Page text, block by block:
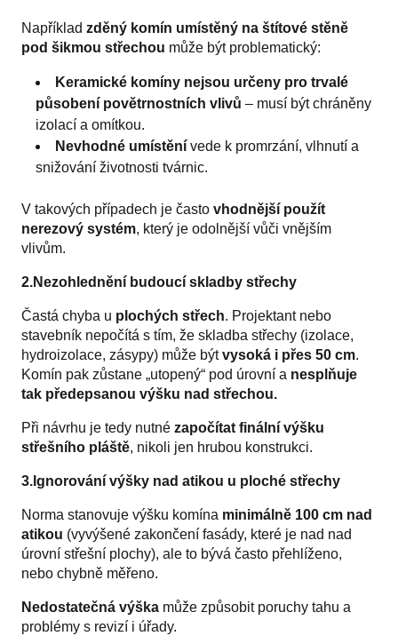
Například zděný komín umístěný na štítové stěně
pod šikmou střechou může být problematický:
Keramické komíny nejsou určeny pro trvalé
působení povětrnostních vlivů – musí být chráněny
izolací a omítkou.
Nevhodné umístění vede k promrzání, vlhnutí a
snižování životnosti tvárnic.
V takových případech je často vhodnější použít
nerezový systém, který je odolnější vůči vnějším
vlivům.
2.Nezohlednění budoucí skladby střechy
Častá chyba u plochých střech. Projektant nebo
stavebník nepočítá s tím, že skladba střechy (izolace,
hydroizolace, zásypy) může býtvysoká i přes 50 cm.
Komín pak zůstane „utopený“ pod úrovní a nesplňuje
tak předepsanou výšku nad střechou.
Při návrhu je tedy nutné započítat finální výšku
střešního pláště, nikoli jen hrubou konstrukci.
3.Ignorování výšky nad atikou u ploché střechy
Norma stanovuje výšku komína minimálně 100 cm nad
atikou (vyvýšené zakončení fasády, které je nad nad
úrovní střešní plochy), ale to bývá často přehlíženo,
nebo chybně měřeno.
Nedostatečná výška může způsobit poruchy tahu a
problémy s revizí i úřady.